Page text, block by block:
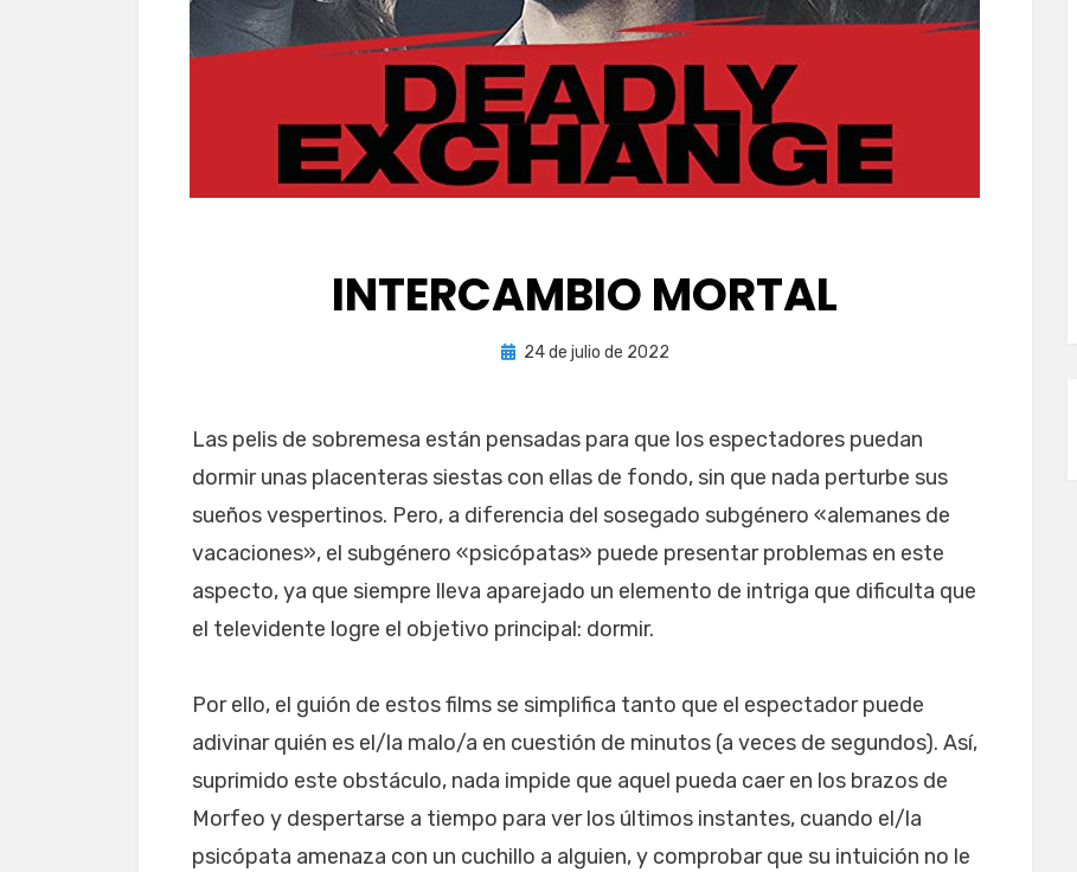
INTERCAMBIO MORTAL
porPeliDeTarde
Publicada
24 de julio de 2022
Las pelis de sobremesa están pensadas para que los espectadores puedan
dormir unas placenteras siestas con ellas de fondo, sin que nada perturbe sus
sueños vespertinos. Pero, a diferencia del sosegado subgénero «alemanes de
vacaciones», el subgénero «psicópatas» puede presentar problemas en este
aspecto, ya que siempre lleva aparejado un elemento de intriga que dificulta que
el televidente logre el objetivo principal: dormir.
Por ello, el guión de estos films se simplifica tanto que el espectador puede
adivinar quién es el/la malo/a en cuestión de minutos (a veces de segundos). Así,
suprimido este obstáculo, nada impide que aquel pueda caer en los brazos de
Morfeo y despertarse a tiempo para ver los últimos instantes, cuando el/la
psicópata amenaza con un cuchillo a alguien, y comprobar que su intuición no le